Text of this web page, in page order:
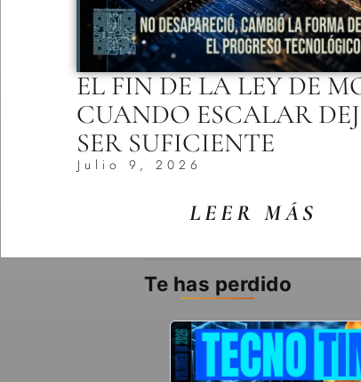
EL FIN DE LA LEY DE
CUANDO ESCALAR
SER SUFICIENTE
Julio 9, 2026
LEER MÁS
Te has perdido